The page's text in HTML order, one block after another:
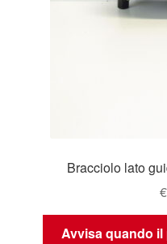
Bracciolo lato
€
Avvisa quando